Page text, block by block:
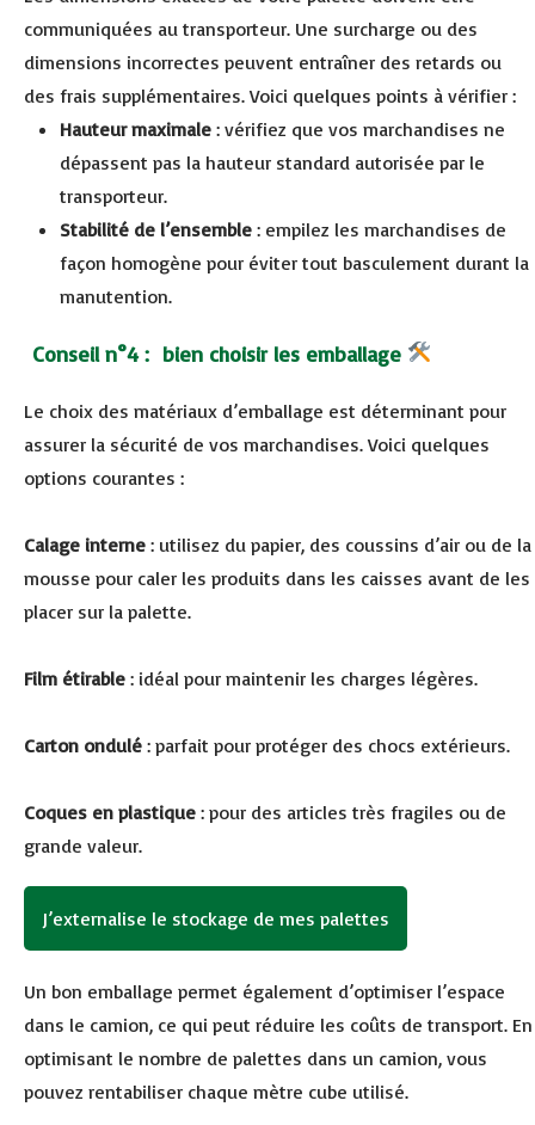
communiquées au transporteur. Une surcharge ou des
dimensions incorrectes peuvent entraîner des retards ou
des frais supplémentaires. Voici quelques points à vérifier :
Hauteur maximale : vérifiez que vos marchandises ne
dépassent pas la hauteur standard autorisée par le
transporteur.
Stabilité de l’ensemble : empilez les marchandises de
façon homogène pour éviter tout basculement durant la
manutention.
Conseil n°4 : bien choisir les emballage
Le choix des matériaux d’emballage est déterminant pour
assurer la sécurité de vos marchandises. Voici quelques
options courantes :
Calage interne : utilisez du papier, des coussins d’air ou de la
mousse pour caler les produits dans les caisses avant de les
placer sur la palette.
Film étirable : idéal pour maintenir les charges légères.
Carton ondulé : parfait pour protéger des chocs extérieurs.
Coques en plastique : pour des articles très fragiles ou de
grande valeur.
J’externalise le stockage de mes palettes
Un bon emballage permet également d’optimiser l’espace
dans le camion, ce qui peut réduire les coûts de transport. En
optimisant le nombre de palettes dans un camion, vous
pouvez rentabiliser chaque mètre cube utilisé.